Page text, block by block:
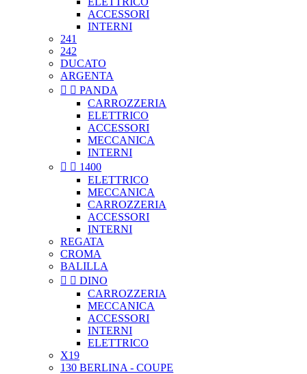
ACCESSORI
INTERNI
241
242
DUCATO
ARGENTA
  PANDA
CARROZZERIA
ELETTRICO
ACCESSORI
MECCANICA
INTERNI
  1400
ELETTRICO
MECCANICA
CARROZZERIA
ACCESSORI
INTERNI
REGATA
CROMA
BALILLA
  DINO
CARROZZERIA
MECCANICA
ACCESSORI
INTERNI
ELETTRICO
X19
130 BERLINA - COUPE